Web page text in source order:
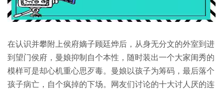
在认识并攀附上侯府嫡子顾廷烨后，从身无分文的外室到进
到望门侯府，曼娘抑制自个本性，随时装出一个大家闺秀的
模样可是却心机重心思歹毒。曼娘以孩子为筹码，最后落个
孩子病亡，自个疯掉的下场。网友们讨论的十大讨人厌的连